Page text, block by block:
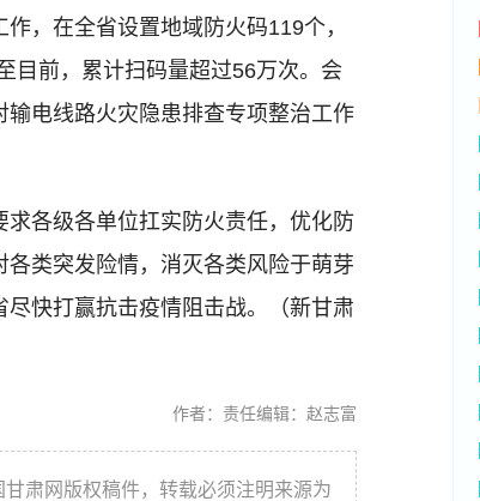
，在全省设置地域防火码119个，
目前，累计扫码量超过56万次。会
电线路火灾隐患排查专项整治工作
各级各单位扛实防火责任，优化防
类突发险情，消灭各类风险于萌芽
快打赢抗击疫情阻击战。（新甘肃
责任编辑：赵志富
作者：
肃网版权稿件，转载必须注明来源为